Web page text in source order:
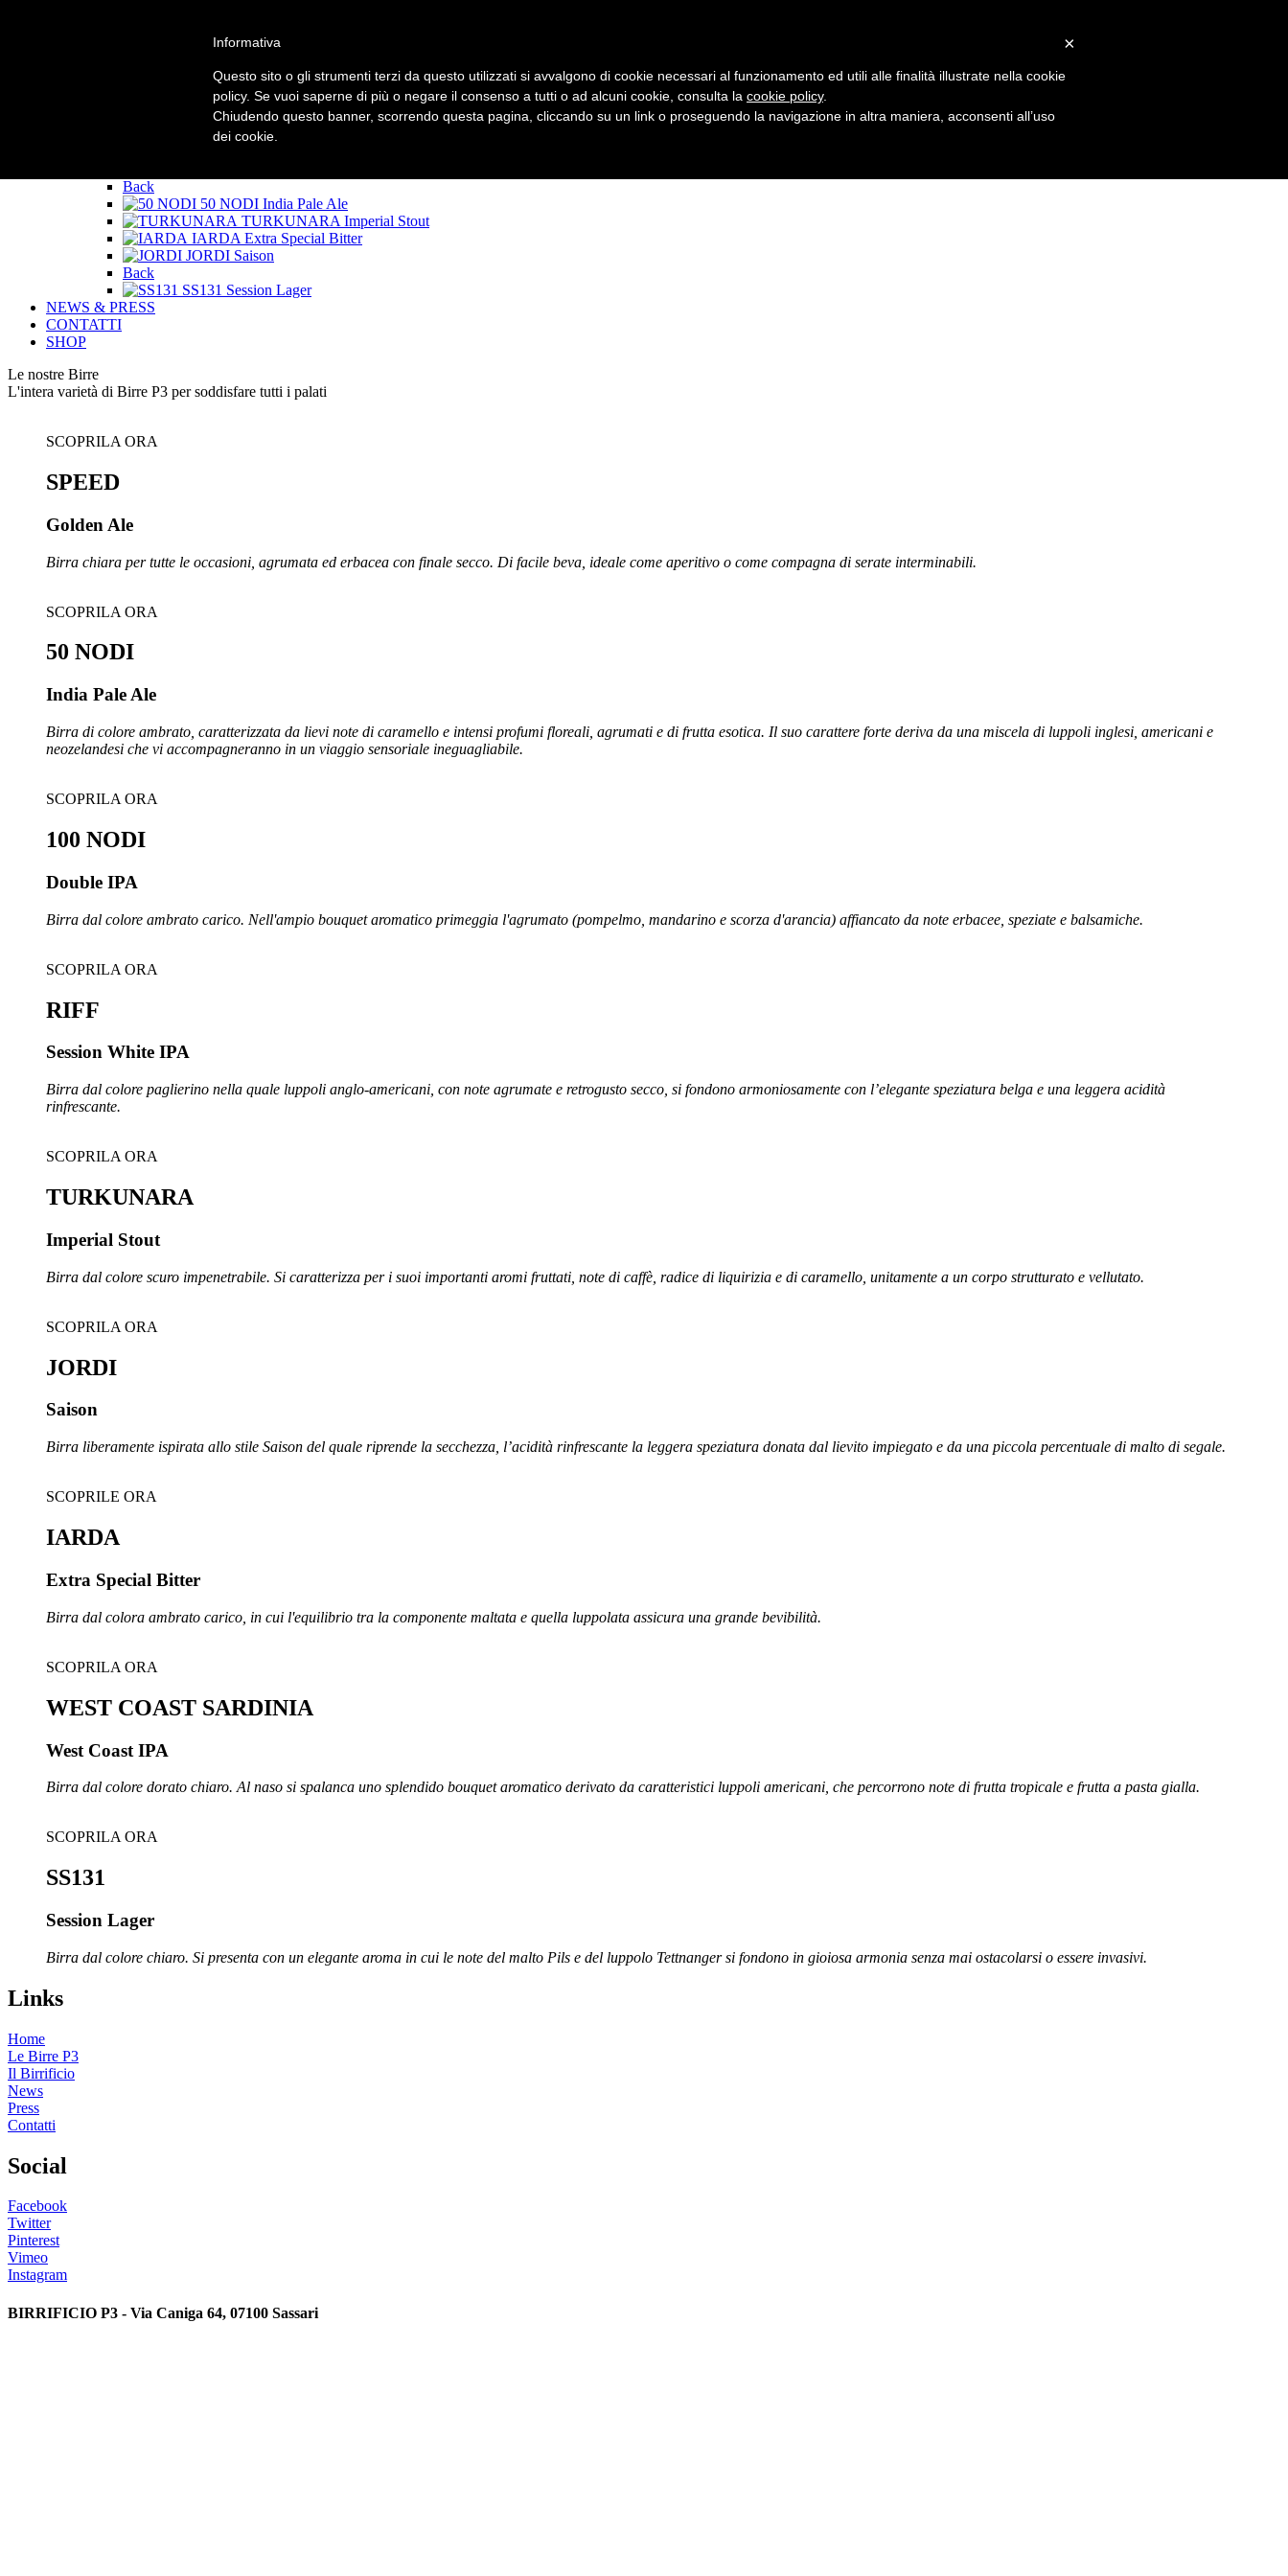
SPEED Golden Ale
Session White IPA
Back
50 NODI India Pale Ale
TURKUNARA Imperial Stout
IARDA Extra Special Bitter
JORDI Saison
Back
SS131 Session Lager
NEWS & PRESS
CONTATTI
SHOP
Le nostre Birre
L'intera varietà di Birre P3 per soddisfare tutti i palati
SCOPRILA ORA
SPEED
Golden Ale
Birra chiara per tutte le occasioni, agrumata ed erbacea con finale secco. Di facile beva, ideale come aperitivo o come compagna di serate interminabili.
SCOPRILA ORA
50 NODI
India Pale Ale
Birra di colore ambrato, caratterizzata da lievi note di caramello e intensi profumi floreali, agrumati e di frutta esotica. Il suo carattere forte deriva da una miscela di luppoli inglesi, americani e
neozelandesi che vi accompagneranno in un viaggio sensoriale ineguagliabile.
SCOPRILA ORA
100 NODI
Double IPA
Birra dal colore ambrato carico. Nell'ampio bouquet aromatico primeggia l'agrumato (pompelmo, mandarino e scorza d'arancia) affiancato da note erbacee, speziate e balsamiche.
SCOPRILA ORA
RIFF
Session White IPA
Birra dal colore paglierino nella quale luppoli anglo-americani, con note agrumate e retrogusto secco, si fondono armoniosamente con l’elegante speziatura belga e una leggera acidità
rinfrescante.
SCOPRILA ORA
TURKUNARA
Imperial Stout
Birra dal colore scuro impenetrabile. Si caratterizza per i suoi importanti aromi fruttati, note di caffè, radice di liquirizia e di caramello, unitamente a un corpo strutturato e vellutato.
SCOPRILA ORA
JORDI
Saison
Birra liberamente ispirata allo stile Saison del quale riprende la secchezza, l’acidità rinfrescante la leggera speziatura donata dal lievito impiegato e da una piccola percentuale di malto di segale.
SCOPRILE ORA
IARDA
Extra Special Bitter
Birra dal colora ambrato carico, in cui l'equilibrio tra la componente maltata e quella luppolata assicura una grande bevibilità.
SCOPRILA ORA
WEST COAST SARDINIA
West Coast IPA
Birra dal colore dorato chiaro. Al naso si spalanca uno splendido bouquet aromatico derivato da caratteristici luppoli americani, che percorrono note di frutta tropicale e frutta a pasta gialla.
SCOPRILA ORA
SS131
Session Lager
Birra dal colore chiaro. Si presenta con un elegante aroma in cui le note del malto Pils e del luppolo Tettnanger si fondono in gioiosa armonia senza mai ostacolarsi o essere invasivi.
Links
Home
Le Birre P3
Il Birrificio
News
Press
Contatti
Social
Facebook
Twitter
Pinterest
Vimeo
Instagram
BIRRIFICIO P3 - Via Caniga 64, 07100 Sassari
×
Informativa
Questo sito o gli strumenti terzi da questo utilizzati si avvalgono di cookie necessari al funzionamento ed utili alle finalità illustrate nella cookie
policy. Se vuoi saperne di più o negare il consenso a tutti o ad alcuni cookie, consulta la cookie policy.
Chiudendo questo banner, scorrendo questa pagina, cliccando su un link o proseguendo la navigazione in altra maniera, acconsenti all’uso
dei cookie.